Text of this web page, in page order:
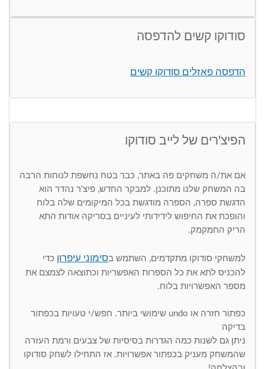
סודוקו קשים להדפסה
הדפסה פאזלים סודוקו קשים
הפיצ'רים של לייב סודוקו
אם את/ה משחקים פה באתר, כבר בטח נחשפת לנוחות הרבה
בה המשחק שלנו מתוכנן. למבקר החדש, פיצ'ר נהדר הוא
הדגשת ספרה, הספרה מודגשת בכל המיקומים שלה בלוח
והופכת את החיפוש לידידותי לעיניים בסריקה אודות התא
הריק החמקמק.
למשחקי סודוקו מתקדמים, השתמש בסימוני עיפרון כדי
להכניס לתא את כל הספרות האפשריות וכתוצאה לצמצם את
מספר האפשרויות בלוח.
כפתור חזרה או undo שימושי ביותר. חפש/י טעויות בכפתור
בדיקה
ניתן גם לשנות כמה הגדרות בסיסיות של צבעים ורמת העזרה
שהמשחק מעניק בכפתור אפשרויות. אז התחילו לשחק סודוקו